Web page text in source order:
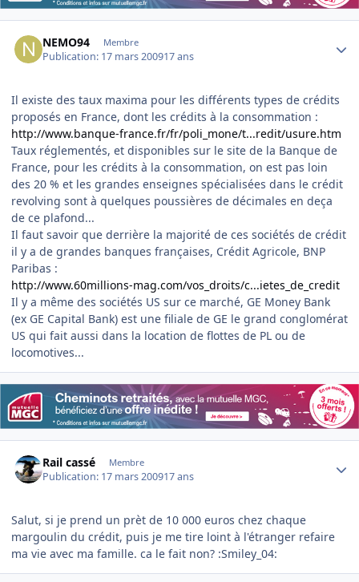
NEMO94 Membre
Publication: 17 mars 200917 ans
Il existe des taux maxima pour les différents types de crédits
proposés en France, dont les crédits à la consommation :
http://www.banque-france.fr/fr/poli_mone/t...redit/usure.htm
Taux réglementés, et disponibles sur le site de la Banque de
France, pour les crédits à la consommation, on est pas loin
des 20 % et les grandes enseignes spécialisées dans le crédit
revolving sont à quelques poussières de décimales en deça
de ce plafond...
Il faut savoir que derrière la majorité de ces sociétés de crédit
il y a de grandes banques françaises, Crédit Agricole, BNP
Paribas :
http://www.60millions-mag.com/vos_droits/c...ietes_de_credit
Il y a même des sociétés US sur ce marché, GE Money Bank
(ex GE Capital Bank) est une filiale de GE le grand conglomérat
US qui fait aussi dans la location de flottes de PL ou de
locomotives...
Rail cassé Membre
Publication: 17 mars 200917 ans
Salut, si je prend un prèt de 10 000 euros chez chaque
margoulin du crédit, puis je me tire loint à l'étranger refaire
ma vie avec ma famille. ca le fait non? :Smiley_04: